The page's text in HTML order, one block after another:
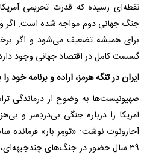
نقطه‌ای رسیده که قدرت تحریمی
جنگ جهانی دوم مواجه شده است. اگر
برای همیشه تضعیف می‌شود و اگر
گسست کامل در اقتصاد جهانی وجود
ایران در تنگه هرمز، اراده و برنامه خود
صهیونیست‌ها به وضوح از درماندگی
آمریکا را درباره جنگی بی‌دردِسر و
آحارونوت نوشت: «تومِر بار» فرمانده
۳۹ سال حضور در جنگ‌های